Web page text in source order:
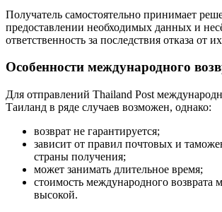
Получатель самостоятельно принимает
предоставлении необходимых данных и
ответственность за последствия отказа от
Особенности международного
Для отправлений Thailand Post
Таиланд в ряде случаев возможен, однако:
возврат не гарантируется;
зависит от правил почтовых и
страны получения;
может занимать длительное время;
стоимость международного возврата
высокой.